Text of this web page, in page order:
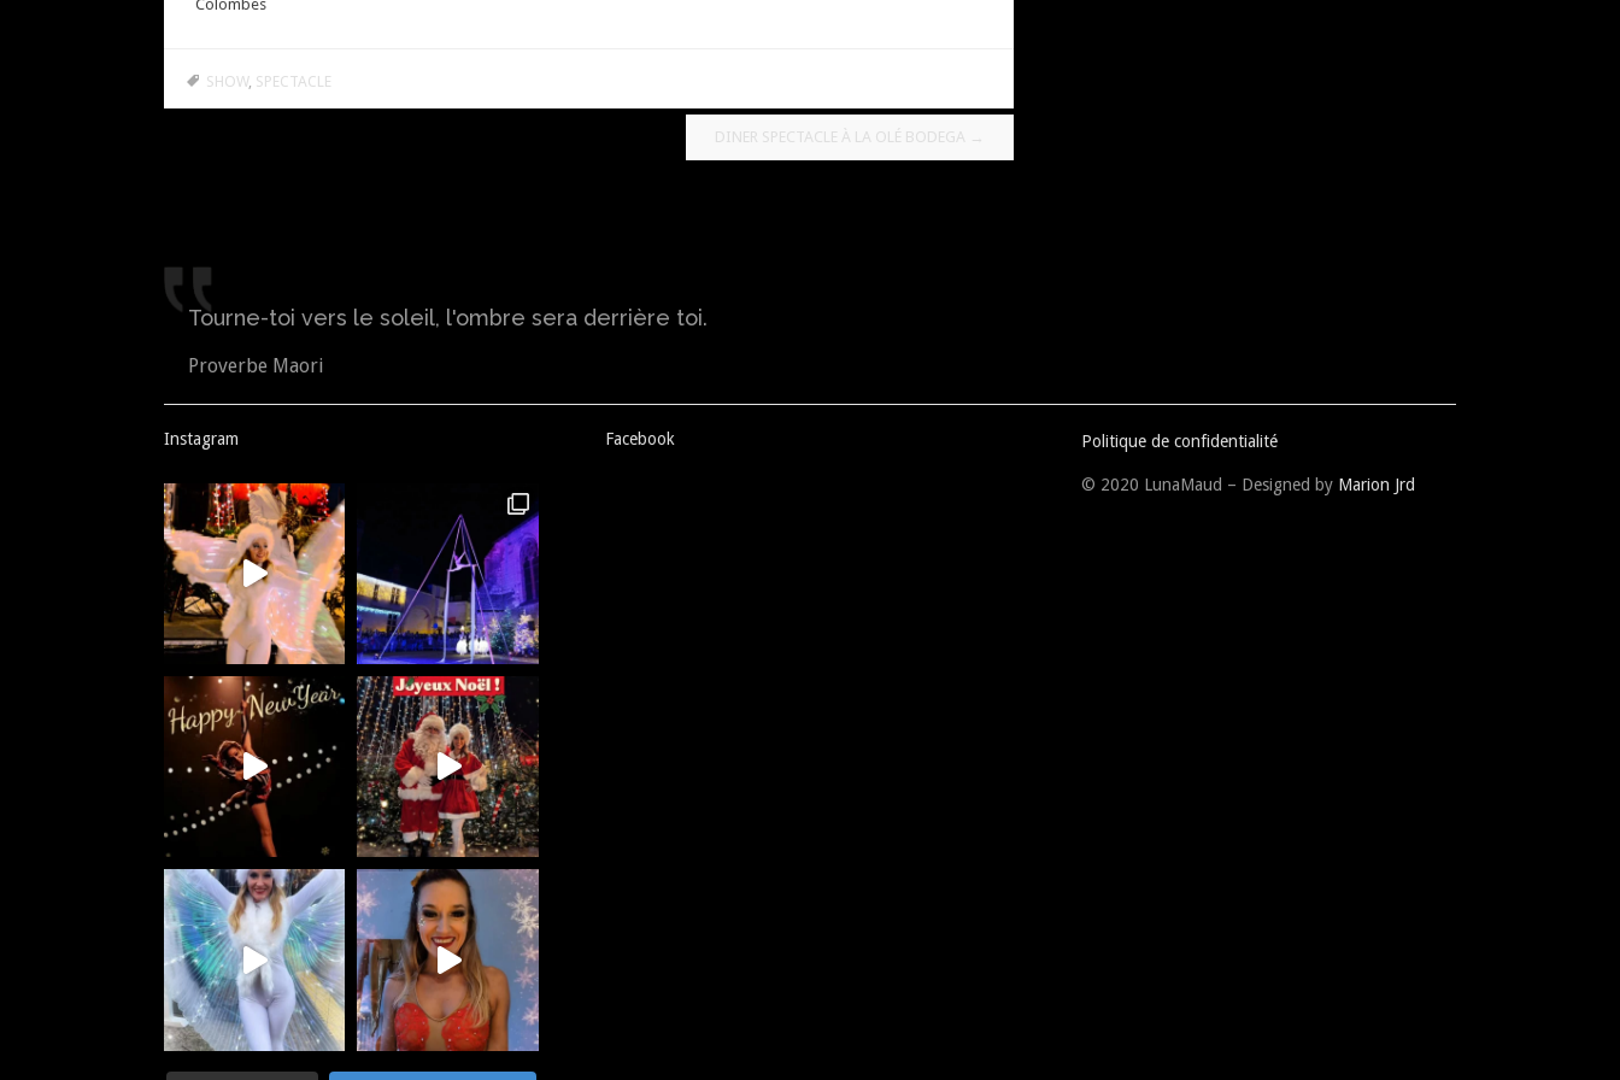
Colombes
SHOW, SPECTACLE
articles
DINER SPECTACLE À LA OLÉ BODEGA →
Tourne-toi vers le soleil, l'ombre sera derrière toi.
Proverbe Maori
Instagram Facebook Politique de confidentialité
© 2020 LunaMaud – Designed by Marion Jrd